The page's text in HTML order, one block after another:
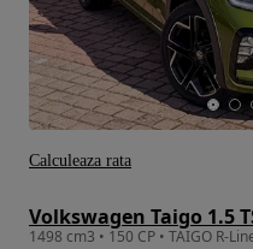
Volkswagen Taigo 1.5
Calculeaza rata